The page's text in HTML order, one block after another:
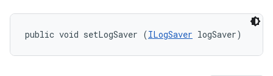
public void setLogSaver (ILogSaver logSaver)